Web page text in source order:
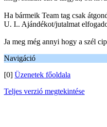
Ha bármeik Team tag csak
U. I.. Ajándékot/jutalmat
Ja meg még annyi hogy a szél
Navigáció
[0] Üzenetek főoldala
Teljes verzió megtekintése